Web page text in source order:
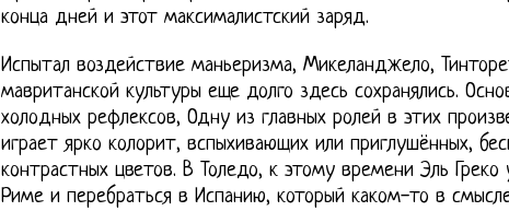
конца дней и этот максималистский заряд.
Испытал воздействие маньеризма, Микеланджело,
мавританской культуры еще долго здесь сохранялись.
холодных рефлексов, Одну из главных ролей в этих
играет ярко колорит, вспыхивающих или приглушённых,
контрастных цветов. В Толедо, к этому времени Эль
Риме и перебраться в Испанию, который каком-то в